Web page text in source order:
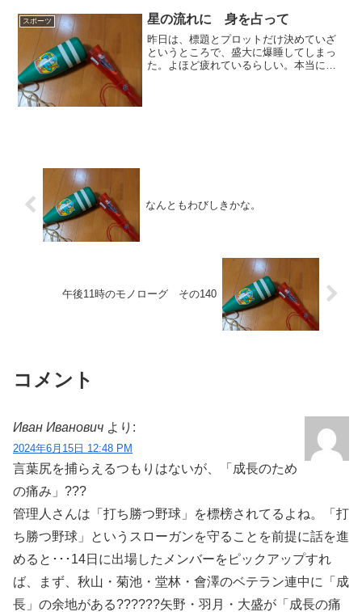
来だ。それにドラゴンズのオフェンスも
カーブほど悪くはない。...
スポーツ 星の流れに 身を占って
昨日は、標題とプロットだけ決めていざ
というところで、盛大に爆睡してしまっ
た。よほど疲れているらしい。本当に、
なんともわびしきかな。
午後11時のモノローグ その140
コメント
Иван Иванович より:
2024年6月15日 12:48 PM
言葉尻を捕らえるつもりはないが、「成長のため
の痛み」???
管理人さんは「打ち勝つ野球」を標榜されてるよね。「打
ち勝つ野球」というスローガンを守ることを前提に話を進
めると･･･14日に出場したメンバーをピックアップすれ
ば、まず、秋山・菊池・堂林・會澤のベテラン連中に「成
長」の余地がある??????矢野・羽月・大盛が「成長の痛